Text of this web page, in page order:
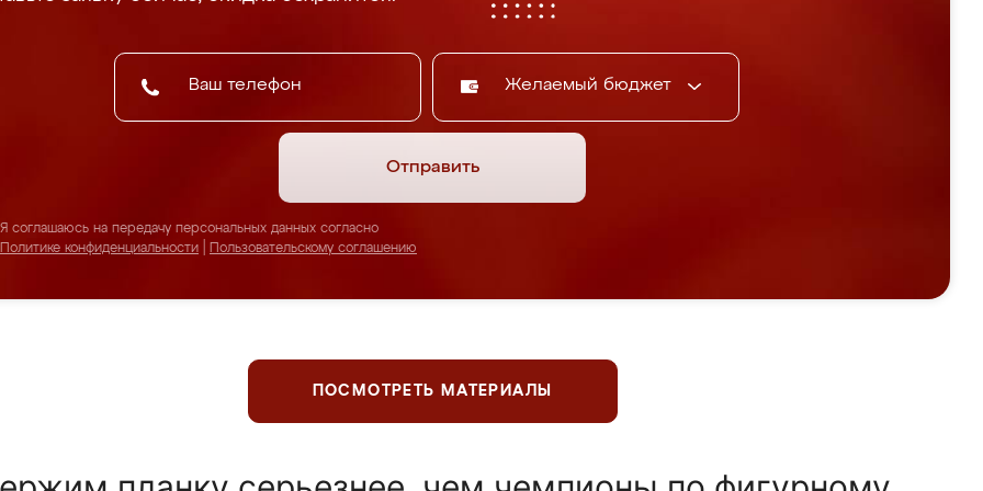
Желаемый бюджет
Отправить
Я соглашаюсь на передачу персональных данных согласно
Политике конфиденциальности
Пользовательскому соглашению
ПОСМОТРЕТЬ МАТЕРИАЛЫ